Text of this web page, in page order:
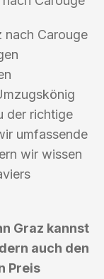
nach Carouge
der richtige
umfassende
wir wissen
Graz kannst
auch den
Preis